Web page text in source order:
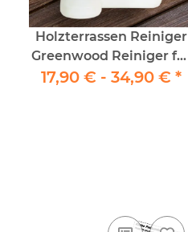
Holzterrassen Reiniger
Greenwood Reiniger für
Holzterrassen
17,90 € -34,90 €*